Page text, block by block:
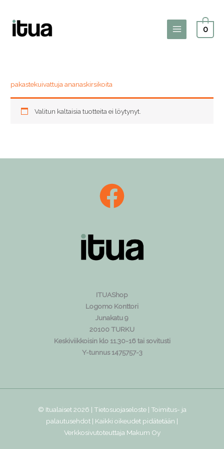
Main
0
pakastekuivattuja ananaskirsikoita
Valitun kaltaisia tuotteita ei löytynyt.
ITUAShop
Logomo Konttori
Junakatu 9
20100 TURKU
Keskiviikkoisin klo 11.30-16 tai sovitusti
Y-tunnus 1475757-3
© Itualaiset 2026 | Tietosuojaseloste| Toimitus- ja
palautusehdot | Kaikki oikeudet pidätetään |
Verkkosivutoteuttaja Makum Oy